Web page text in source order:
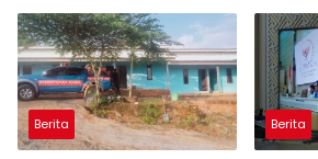
Berita Berita